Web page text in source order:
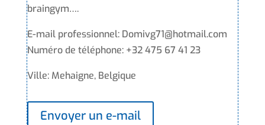
braingym….
E-mail professionnel: Domivg71@hotmail.com
Numéro de téléphone: +32 475 67 41 23
Ville: Mehaigne, Belgique
Envoyer un e-mail